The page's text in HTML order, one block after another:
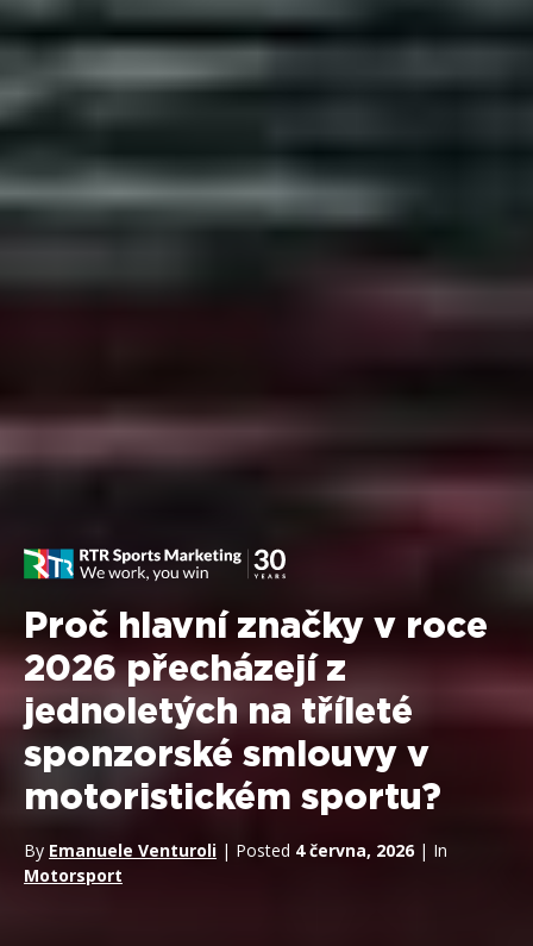
Proč hlavní značky v roce
2026 přecházejí z
jednoletých na tříleté
sponzorské smlouvy v
motoristickém sportu?
By Emanuele Venturoli | Posted 4 června, 2026| In
Motorsport